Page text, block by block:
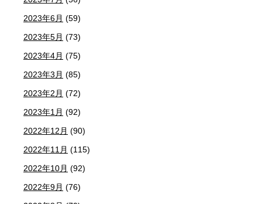
2023年6月 (59)
2023年5月 (73)
2023年4月 (75)
2023年3月 (85)
2023年2月 (72)
2023年1月 (92)
2022年12月 (90)
2022年11月 (115)
2022年10月 (92)
2022年9月 (76)